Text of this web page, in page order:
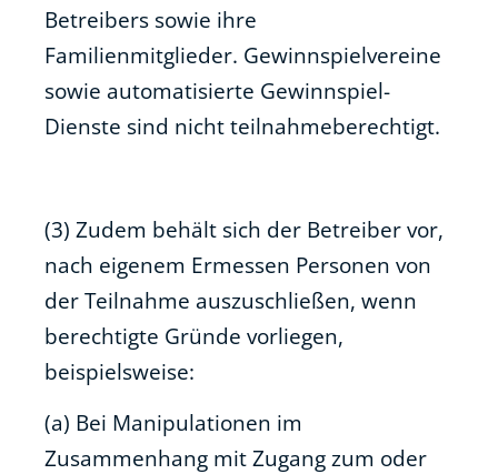
Betreibers sowie ihre
Familienmitglieder. Gewinnspielvereine
sowie automatisierte Gewinnspiel-
Dienste sind nicht teilnahmeberechtigt.
(3) Zudem behält sich der Betreiber vor,
nach eigenem Ermessen Personen von
der Teilnahme auszuschließen, wenn
berechtigte Gründe vorliegen,
beispielsweise:
(a) Bei Manipulationen im
Zusammenhang mit Zugang zum oder